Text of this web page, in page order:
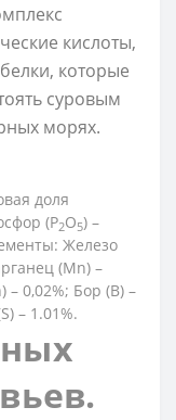
кислоты,
которые
суровым
морях.
доля
(P2O5) –
Железо
(Мn) –
– 0,02%; Бор (В) –
– 1.01%.